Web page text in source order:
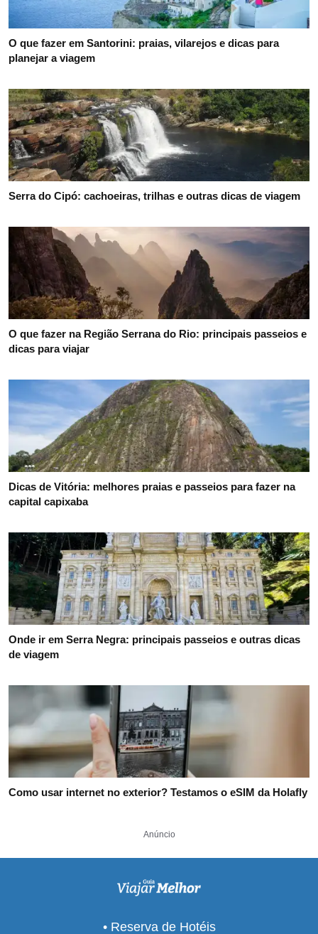
O que fazer em Santorini: praias, vilarejos e dicas para
planejar a viagem
Serra do Cipó: cachoeiras, trilhas e outras dicas de viagem
O que fazer na Região Serrana do Rio: principais passeios e
dicas para viajar
Dicas de Vitória: melhores praias e passeios para fazer na
capital capixaba
Onde ir em Serra Negra: principais passeios e outras dicas
de viagem
Como usar internet no exterior? Testamos o eSIM da Holafly
Anúncio
• Reserva de Hotéis